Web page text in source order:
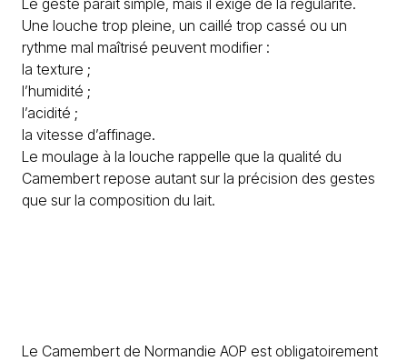
Le geste paraît simple, mais il exige de la régularité.
Une louche trop pleine, un caillé trop cassé ou un
rythme mal maîtrisé peuvent modifier :
la texture ;
l’humidité ;
l’acidité ;
la vitesse d’affinage.
Le moulage à la louche rappelle que la qualité du
Camembert repose autant sur la précision des gestes
que sur la composition du lait.
Le Camembert de Normandie AOP est obligatoirement